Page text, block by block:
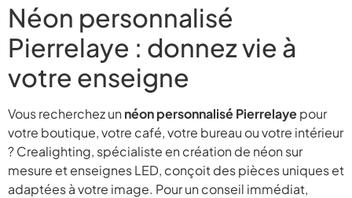
Néon personnalisé
Pierrelaye : donnez vie à
votre enseigne
Vous recherchez un néon personnalisé Pierrelayepour
votre boutique, votre café, votre bureau ou votre intérieur
? Crealighting, spécialiste en création de néon sur
mesure et enseignes LED, conçoit des pièces uniques et
adaptées à votre image. Pour un conseil immédiat,